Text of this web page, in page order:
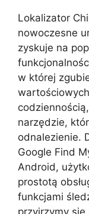
Lokalizator
nowoczesne
zyskuje na
w której
narzędzie,
odnalezienie.
Google Find
Android,
prostotą
funkcjami
przyjrzymy